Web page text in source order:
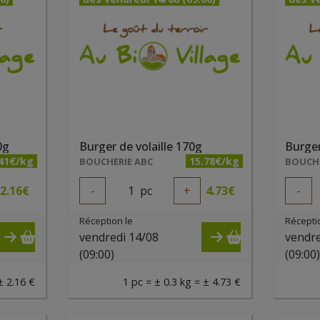
kg
2.16€
2.16 €
Burger de volaille 170g
BOUCHERIE ABC 15.78€/kg
- 1 pc + 4.73€
Réception le
vendredi 14/08
(09:00)
1 pc = ± 0.3 kg = ± 4.73 €
-
(09:00)